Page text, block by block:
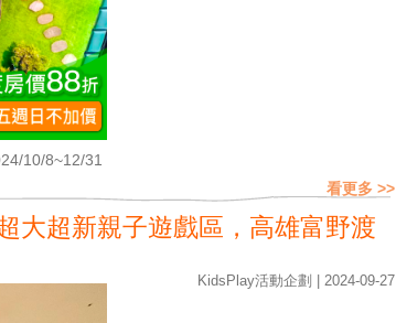
10/8~12/31
看更多 >>
大超新親子遊戲區，高雄富野渡
KidsPlay活動企劃 | 2024-09-27